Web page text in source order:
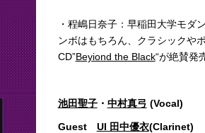
・程嶋日奈子：早稲田大学モダ
ンボはもちろん、クラシックや
CD”Beyiond the Black“が絶賛発
池田聖子・ 中村真弓 (Vocal)
Guest UI 田中優衣(Clarinet)